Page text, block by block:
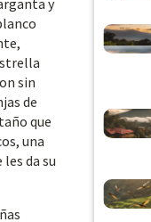
y
sin
de
que
una
da su